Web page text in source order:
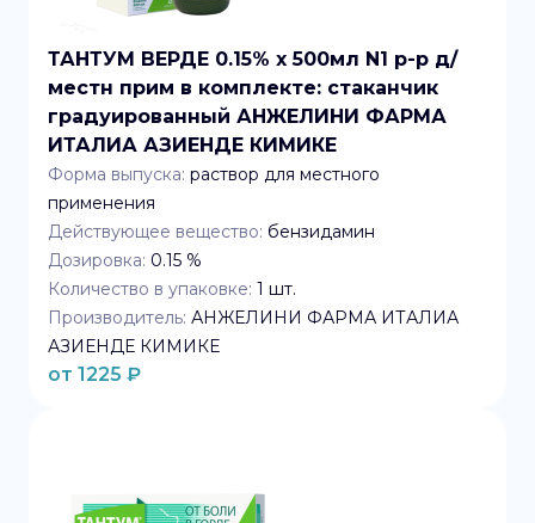
ТАНТУМ ВЕРДЕ 0.15% x 500мл N1 р-р д/
местн прим в комплекте: стаканчик
градуированный АНЖЕЛИНИ ФАРМА
ИТАЛИА АЗИЕНДЕ КИМИКЕ
Форма выпуска: раствор для местного
применения
Действующее вещество: бензидамин
Дозировка: 0.15 %
Количество в упаковке: 1 шт.
Производитель: АНЖЕЛИНИ ФАРМА ИТАЛИА
АЗИЕНДЕ КИМИКЕ
от 1225 ₽